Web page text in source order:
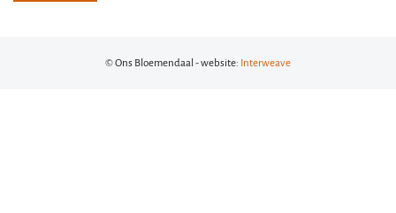
© Ons Bloemendaal - website: Interweave